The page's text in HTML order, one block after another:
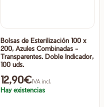
Bolsas de Esterilización 100 x
200, Azules Combinadas -
Transparentes. Doble Indicador,
100 uds.
12,90€IVA incl.
Hay existencias